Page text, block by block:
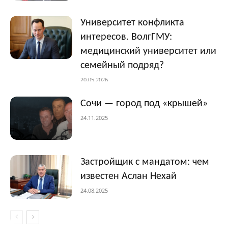
Университет конфликта
интересов. ВолгГМУ:
медицинский университет или
семейный подряд?
20.05.2026
Сочи — город под «крышей»
24.11.2025
Застройщик с мандатом: чем
известен Аслан Нехай
24.08.2025